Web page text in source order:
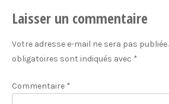
Laisser un commentaire
Votre adresse e-mail ne sera pas publiée.
obligatoires sont indiqués avec *
Commentaire *